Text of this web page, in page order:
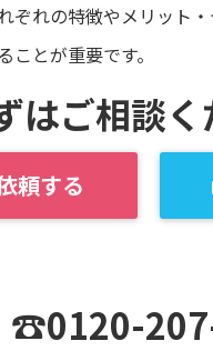
ぞれの特徴やメリット
とが重要です。
はご相談く
頼する
☎0120-